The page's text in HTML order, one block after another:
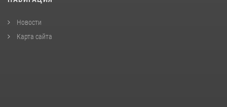
Новости
Карта сайта